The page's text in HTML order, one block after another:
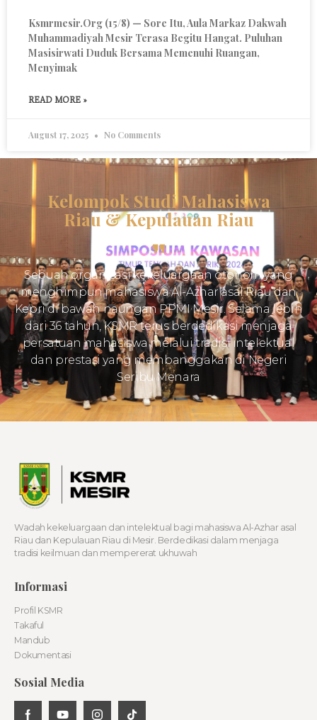
Ksmrmesir.org (15/8) — Sore Itu, Aula Markaz Dakwah
Muhammadiyah Mesir Terasa Begitu Hangat. Puluhan
Masisirwati Duduk Bersama Memenuhi Ruangan,
Menyimak
READ MORE »
August 17, 2025 No Comments
Kelompok Studi Mahasiswa
Riau & Kepulauan Riau
Sebuah organisasi kekeluargaan otonom yang
menghimpun mahasiswa Al-Azhar asal Riau dan
Kepri di bawah naungan PPMI Mesir. Selama lebih
dari 36 tahun, KSMR terus berdedikasi menjaga
persatuan mahasiswa melalui tradisi intelektual
dan prestasi yang membanggakan di Negeri
Seribu Menara
Wadah kekeluargaan dan intelektual bagi mahasiswa Al-Azhar asal
Riau dan Kepulauan Riau di Mesir. Berdedikasi dalam menjaga
tradisi keilmuan dan mempererat ukhuwah
Informasi
Profil KSMR
Takaful
Mandub
Dokumentasi
Sosial Media